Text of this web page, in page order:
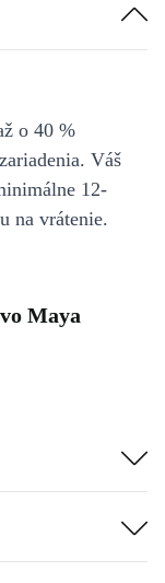
o 40 %
Váš
12-
na vrátenie.
Maya